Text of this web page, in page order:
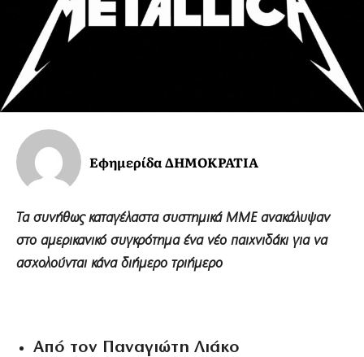
Εφημερίδα ΔΗΜΟΚΡΑΤΙΑ
Τα συνήθως καταγέλαστα συστημικά ΜΜΕ ανακάλυψαν
στο αμερικανικό συγκρότημα ένα νέο παιχνιδάκι για να
ασχολούνται κάνα διήμερο τριήμερο
Από τον Παναγιώτη Λιάκο